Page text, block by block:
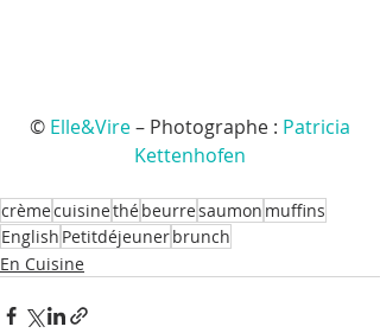
© Elle&Vire – Photographe : Patricia
Kettenhofen
crèmecuisinethébeurresaumon muffins
English Petitdéjeunerbrunch
En Cuisine